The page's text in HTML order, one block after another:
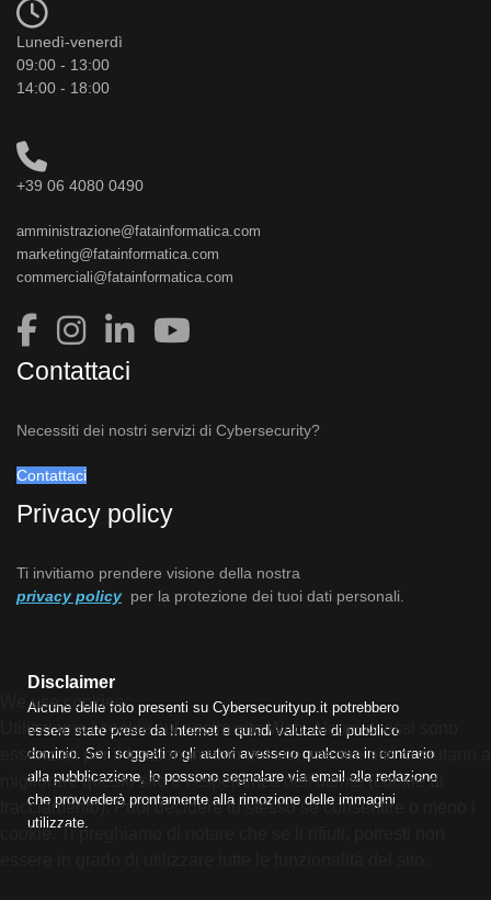
Lunedì-venerdì
09:00 - 13:00
14:00 - 18:00
+39 06 4080 0490
amministrazione@fatainformatica.com
marketing@fatainformatica.com
commerciali@fatainformatica.com
Contattaci
Necessiti dei nostri servizi di Cybersecurity?
Contattaci
Privacy policy
Ti invitiamo prendere visione della nostra
privacy policy per la protezione dei tuoi dati personali.
Disclaimer
Alcune delle foto presenti su Cybersecurityup.it potrebbero
essere state prese da Internet e quindi valutate di pubblico
dominio. Se i soggetti o gli autori avessero qualcosa in contrario
alla pubblicazione, lo possono segnalare via email alla redazione
che provvederà prontamente alla rimozione delle immagini
utilizzate.
We use cookies
Utilizziamo i cookie sul nostro sito Web. Alcuni di essi sono
essenziali per il funzionamento del sito, mentre altri ci aiutano a
migliorare questo sito e l'esperienza dell'utente (cookie di
tracciamento). Puoi decidere tu stesso se consentire o meno i
cookie. Ti preghiamo di notare che se li rifiuti, potresti non